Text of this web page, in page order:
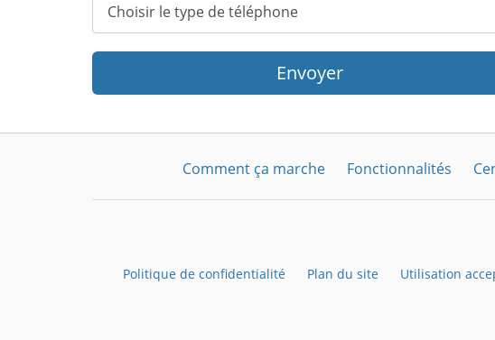
Envoyer
Comment ça marche Fonctionnalités
Politique de confidentialité Plan du site Utilisation